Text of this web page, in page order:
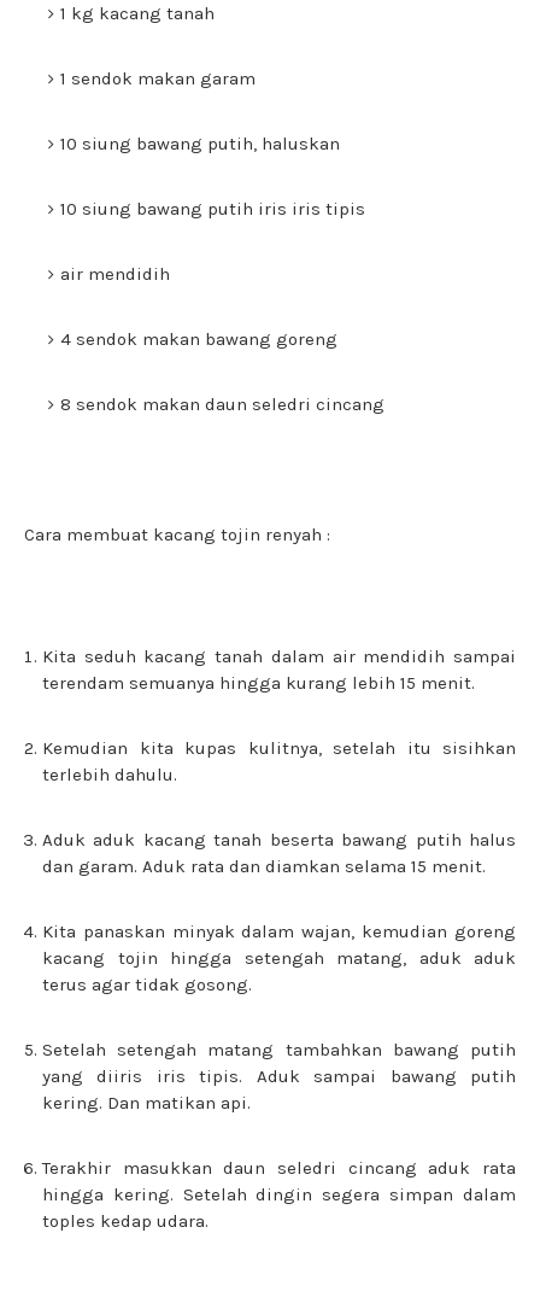
1 kg kacang tanah
1 sendok makan garam
10 siung bawang putih, haluskan
10 siung bawang putih iris iris tipis
air mendidih
4 sendok makan bawang goreng
8 sendok makan daun seledri cincang
Cara membuat kacang tojin renyah :
Kita seduh kacang tanah dalam air mendidih sampai
terendam semuanya hingga kurang lebih 15 menit.
Kemudian kita kupas kulitnya, setelah itu sisihkan
terlebih dahulu.
Aduk aduk kacang tanah beserta bawang putih halus
dan garam. Aduk rata dan diamkan selama 15 menit.
Kita panaskan minyak dalam wajan, kemudian goreng
kacang tojin hingga setengah matang, aduk aduk
terus agar tidak gosong.
Setelah setengah matang tambahkan bawang putih
yang diiris iris tipis. Aduk sampai bawang putih
kering. Dan matikan api.
Terakhir masukkan daun seledri cincang aduk rata
hingga kering. Setelah dingin segera simpan dalam
toples kedap udara.